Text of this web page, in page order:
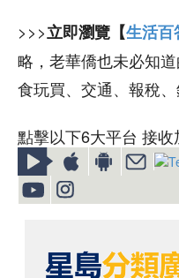
>>>立即瀏覽【生活百
略，老華僑也未必知道
食玩買、交通、報稅
點擊以下6大平台 接